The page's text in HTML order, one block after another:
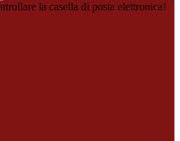
la casella di posta elettronica!